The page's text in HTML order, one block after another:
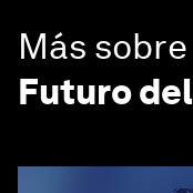
Más sobre
Futuro